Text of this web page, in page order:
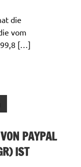
die
vom
[…]
PAYPAL
) IST